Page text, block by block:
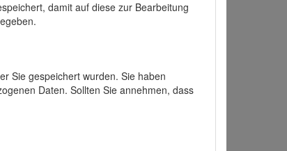
damit auf diese zur Bearbeitung
Sie gespeichert wurden. Sie haben
Daten. Sollten Sie annehmen, dass